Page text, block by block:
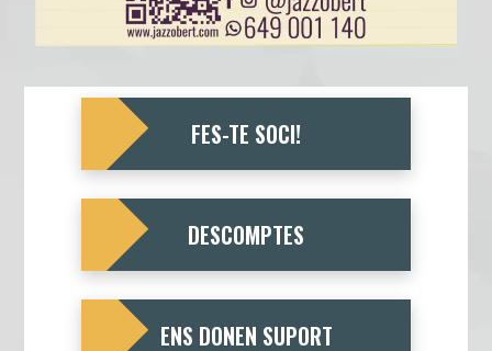
FES-TE SOCI!
DESCOMPTES
ENS DONEN SUPORT